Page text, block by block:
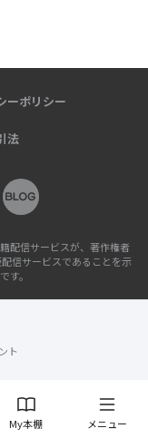
My本棚 メニュー
ーポリシー
法
配信サービスが、著作権者
信サービスであることを示
す。
ト